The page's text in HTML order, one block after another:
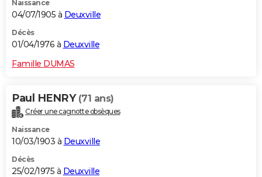
Naissance
04/07/1905 à Deuxville
Décès
01/04/1976 à Deuxville
Famille DUMAS
Paul HENRY (71 ans)
Créer une cagnotte obsèques
Naissance
10/03/1903 à Deuxville
Décès
25/02/1975 à Deuxville